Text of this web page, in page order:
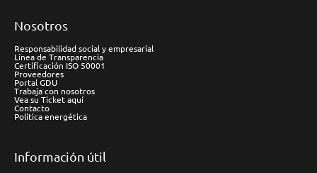
Nosotros
Responsabilidad social y empresarial
Línea de Transparencia
Certificación ISO 50001
Proveedores
Portal GDU
Trabaja con nosotros
Vea su Ticket aquí
Contacto
Política energética
Información útil